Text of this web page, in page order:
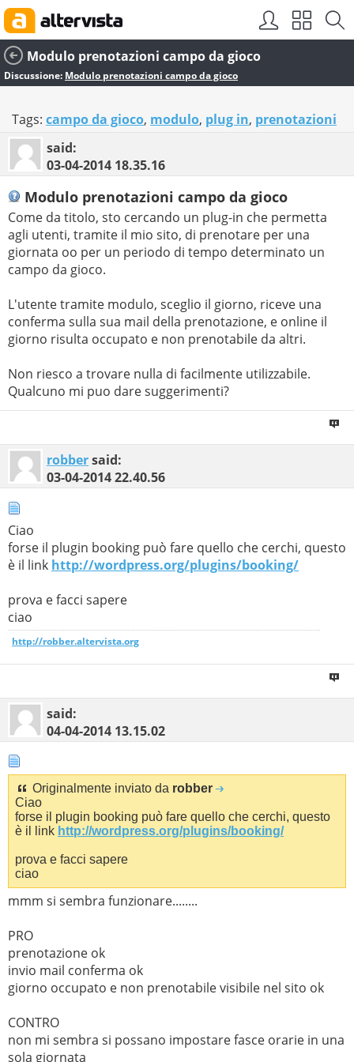
Modulo prenotazioni campo da gioco
Discussione: Modulo prenotazioni campo da gioco
Tags: campo da gioco, modulo, plug in, prenotazioni
said:
03-04-2014 18.35.16
Modulo prenotazioni campo da gioco
Come da titolo, sto cercando un plug-in che permetta
agli utenti, tramite il mio sito, di prenotare per una
giornata oo per un periodo di tempo determinato un
campo da gioco.
L'utente tramite modulo, sceglio il giorno, riceve una
conferma sulla sua mail della prenotazione, e online il
giorno risulta occupato e non prenotabile da altri.
Non riesco a trovare nulla di facilmente utilizzabile.
Qualcuno mi puo dare suggerimenti?
robbersaid:
03-04-201422.40.56
Ciao
forse il plugin booking può fare quello che cerchi, questo
è il link http://wordpress.org/plugins/booking/
prova e facci sapere
ciao
http://robber.altervista.org
said:
04-04-2014 13.15.02
Originalmente inviato da robber
Ciao
forse il plugin booking può fare quello che cerchi, questo
è il link http://wordpress.org/plugins/booking/
prova e facci sapere
ciao
mmm si sembra funzionare........
PRO
prenotazione ok
invio mail conferma ok
giorno occupato e non prenotabile visibile nel sito ok
CONTRO
non mi sembra si possano impostare fasce orarie in una
sola giornata